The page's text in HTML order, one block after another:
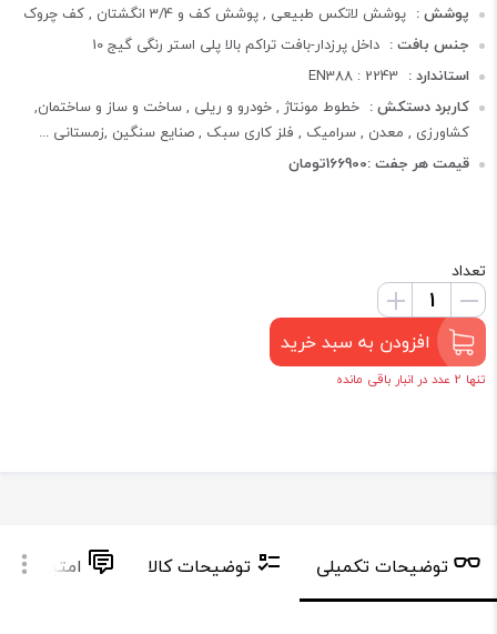
پوشش : پوشش لاتکس طبیعی , پوشش کف و 3/4 انگشتان , کف چروک
جنس بافت : داخل پرزدار-بافت تراکم بالا پلی استر رنگی گیج 10
استاندارد : EN388 : 2243
کاربرد دستکش : خطوط مونتاژ , خودرو و ریلی , ساخت و ساز و ساختمان,
کشاورزی , معدن , سرامیک , فلز کاری سبک , صنایع سنگین ,زمستانی ...
قیمت هر جفت :166900تومان
تعداد
افزودن به سبد خرید
تنها 2 عدد در انبار باقی مانده
توضیحات تکمیلی توضیحات کالا امتیاز و